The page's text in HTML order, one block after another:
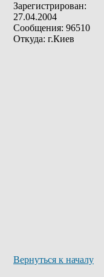
Зарегистрирован:
27.04.2004
Сообщения: 96510
Откуда: г.Киев
Вернуться к началу